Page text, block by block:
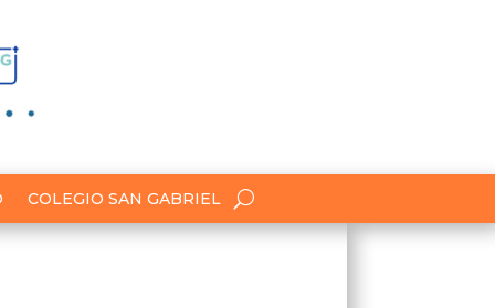
COLEGIO SAN GABRIEL